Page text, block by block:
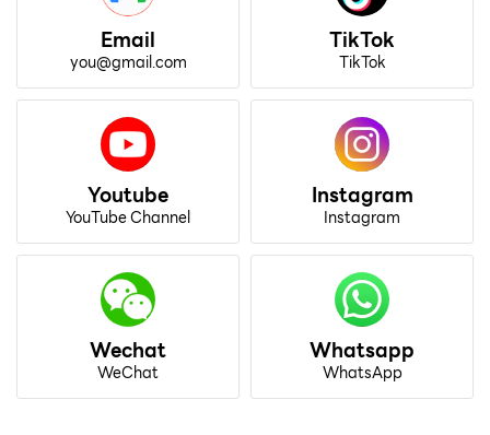
Email
you@gmail.com
TikTok
TikTok
Youtube
YouTube Channel
Instagram
Instagram
Wechat
WeChat
Whatsapp
WhatsApp